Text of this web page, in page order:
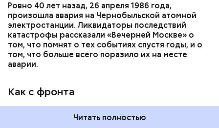
Ровно 40 лет назад, 26 апреля 1986 года,
произошла авария на Чернобыльской атомной
электростанции. Ликвидаторы последствий
катастрофы рассказали «Вечерней Москве» о
том, что помнят о тех событиях спустя годы, и о
том, что больше всего поразило их на месте
аварии.
Как с фронта
Читать полностью
Как рассказывает Житие, преподобный родился в
христианской религией и рано принял решение
посвятить свою жизнь Богу. Целыми днями отрок
книги. Его дядя, епископ Николай Патарский, видя
Как гласит предание, совершая паломничество в
Иерусалим, Николай Чудотворец по просьбе
отчаявшихся путников молитвой успокоил
разбушевавшееся море.